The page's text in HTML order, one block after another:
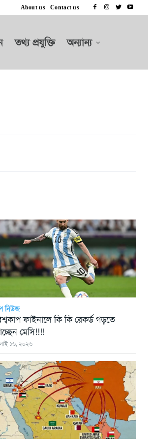
About us Contact us
তথ্য প্রযুক্তি অন্যান্য
নিউজ
ফাইনালে কি কি রেকর্ড গড়তে
মেসি!!!!
১৬, ২০২৬